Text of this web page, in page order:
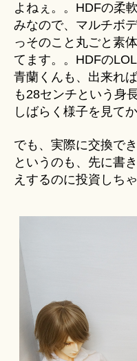
よねぇ。。HDFの柔
みなので、マルチボ
っそのこと丸ごと素
てます。。HDFの
青蘭くんも、出来れ
も28センチという身
しばらく様子を見て
でも、実際に交換で
というのも、先に書
えするのに投資しち